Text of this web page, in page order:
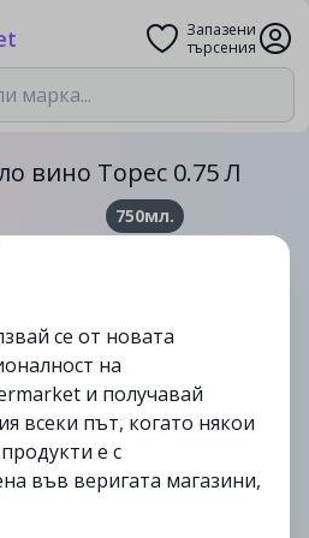
Запазени
търсения
вино Торес 0.75 Л
750мл.
се от новата
на
и получавай
всеки път, когато някои
е с
във веригата магазини,